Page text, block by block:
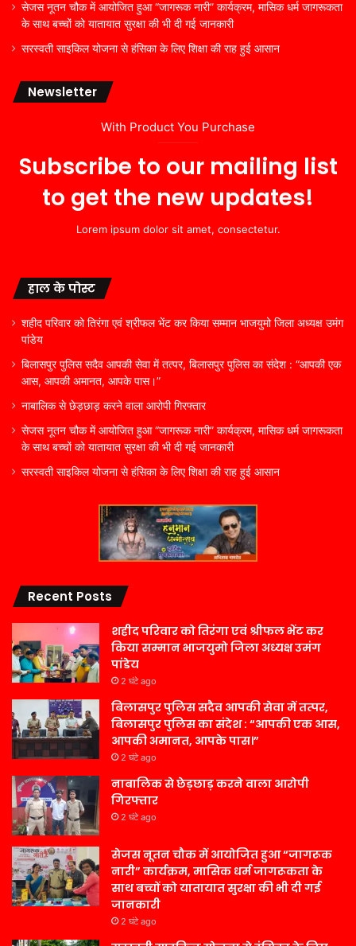
सेजस नूतन चौक में आयोजित हुआ “जागरूक नारी” कार्यक्रम, मासिक धर्म जागरूकता
के साथ बच्चों को यातायात सुरक्षा की भी दी गई जानकारी
सरस्वती साइकिल योजना से हंसिका के लिए शिक्षा की राह हुई आसान
Newsletter
With Product You Purchase
Subscribe to our mailing list
to get the new updates!
Lorem ipsum dolor sit amet, consectetur.
हाल के पोस्ट
शहीद परिवार को तिरंगा एवं श्रीफल भेंट कर किया सम्मान भाजयुमो जिला अध्यक्ष उमंग
पांडेय
बिलासपुर पुलिस सदैव आपकी सेवा में तत्पर, बिलासपुर पुलिस का संदेश : “आपकी एक
आस, आपकी अमानत, आपके पास।”
नाबालिक से छेड़छाड़ करने वाला आरोपी गिरफ्तार
सेजस नूतन चौक में आयोजित हुआ “जागरूक नारी” कार्यक्रम, मासिक धर्म जागरूकता
के साथ बच्चों को यातायात सुरक्षा की भी दी गई जानकारी
सरस्वती साइकिल योजना से हंसिका के लिए शिक्षा की राह हुई आसान
Recent Posts
शहीद परिवार को तिरंगा एवं श्रीफल भेंट कर
किया सम्मान भाजयुमो जिला अध्यक्ष उमंग
पांडेय
2 घंटे ago
बिलासपुर पुलिस सदैव आपकी सेवा में तत्पर,
बिलासपुर पुलिस का संदेश : “आपकी एक आस,
आपकी अमानत, आपके पास।”
2 घंटे ago
नाबालिक से छेड़छाड़ करने वाला आरोपी
गिरफ्तार
2 घंटे ago
सेजस नूतन चौक में आयोजित हुआ “जागरूक
नारी” कार्यक्रम, मासिक धर्म जागरूकता के
साथ बच्चों को यातायात सुरक्षा की भी दी गई
जानकारी
2 घंटे ago